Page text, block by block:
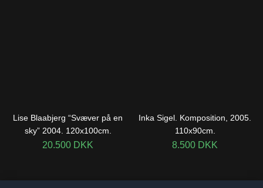
Lise Blaabjerg “Svæver på en
sky” 2004. 120x100cm.
20.500 DKK
Inka Sigel. Komposition, 2005.
110x90cm.
8.500 DKK